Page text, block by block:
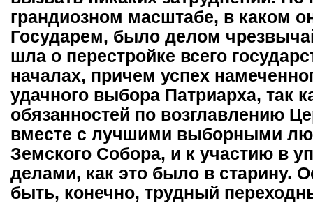
грандиозном масштабе, в каком
Государем, было делом
шла о перестройке всего
началах, причем успех
удачного выбора Патриарха, так
обязанностей по возглавлению
вместе с лучшими выборными
Земского Собора, и к участию в
делами, как это было в старину.
быть, конечно, трудный